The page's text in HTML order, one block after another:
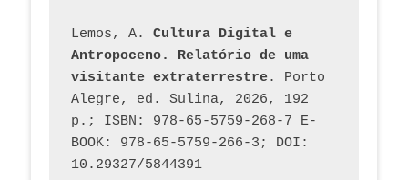
Lemos, A. Cultura Digital e
Antropoceno. Relatório de uma
visitante extraterrestre. Porto
Alegre, ed. Sulina, 2026, 192
p.; ISBN: 978-65-5759-268-7 E-
BOOK: 978-65-5759-266-3; DOI:
10.29327/5844391